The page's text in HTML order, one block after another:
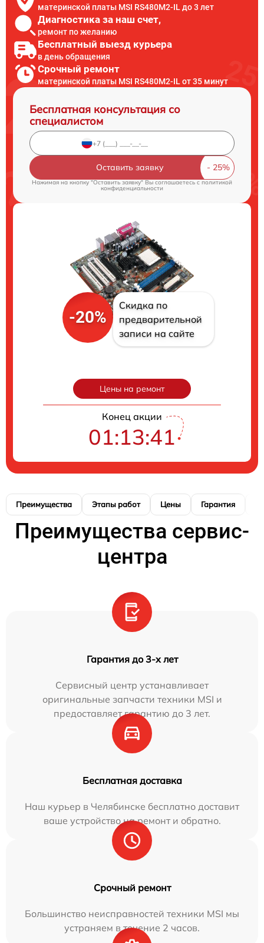
материнской платы MSI RS480M2-IL до 3 лет
Диагностика за наш счет,
ремонт по желанию
Бесплатный выезд курьера
в день обращения
Срочный ремонт
материнской платы MSI RS480M2-IL от 35 минут
Бесплатная консультация со
специалистом
Оставить заявку
Нажимая на кнопку "Оставить заявку" Вы соглашаетесь cполитикой
конфиденциальности
-20%
Скидка по
предварительной
записи на сайте
Цены на ремонт
Конец акции
01:13:40
Преимущества Этапы работ Цены Гарантия
Преимущества сервис-
центра
Гарантия до 3-х лет
Сервисный центр устанавливает
оригинальные запчасти техники MSI и
предоставляет гарантию до 3 лет.
Бесплатная доставка
Наш курьер в Челябинске бесплатно доставит
ваше устройство на ремонт и обратно.
Срочный ремонт
Большинство неисправностей техники MSI мы
устраняем в течение 2 часов.